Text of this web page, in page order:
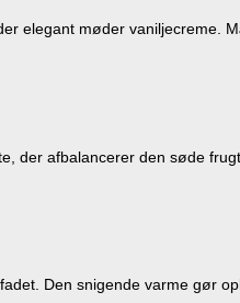
elegant møder
der afbalancerer den søde
Den snigende varme gør